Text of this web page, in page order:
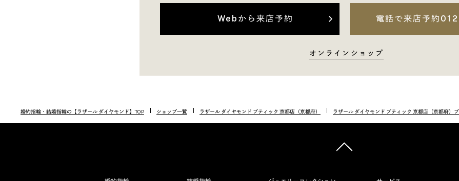
Webから来店予約 電話で来店予約
オンラインショップ
婚約指輪・結婚指輪の【ラザール ダイヤモンド】TOP ショップ一覧 ラザール ダイヤモンド ブティック 京都店（京都府） ラザール ダイヤモンド ブティック 京都店（京都府）